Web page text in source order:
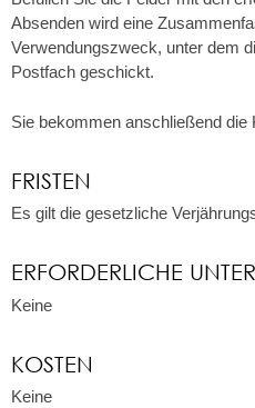
Absenden wird eine
Verwendungszweck, unter dem
Postfach geschickt.
Sie bekommen anschließend die
FRISTEN
Es gilt die gesetzliche
ERFORDERLICHE
Keine
KOSTEN
Keine